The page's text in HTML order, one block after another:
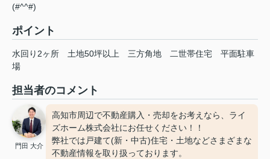
(#^^#)
ポイント
水回り2ヶ所 土地50坪以上 三方角地 二世帯住宅
平面駐車
場
担当者のコメント
門田 大介
高知市周辺で不動産購入・売却をお考えなら、ライ
ズホーム株式会社にお任せください！！
弊社では戸建て(新・中古)住宅・土地などさまざまな
不動産情報を取り扱っております。